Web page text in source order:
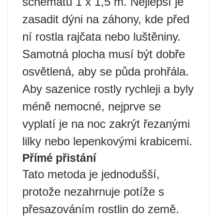
zasadit dýni na záhony, kde před
ní rostla rajčata nebo luštěniny.
Samotná plocha musí být dobře
osvětlená, aby se půda prohřála.
Aby sazenice rostly rychleji a byly
méně nemocné, nejprve se
vyplatí je na noc zakrýt řezanými
lilky nebo lepenkovými krabicemi.
Přímé přistání
Tato metoda je jednodušší,
protože nezahrnuje potíže s
přesazováním rostlin do země.